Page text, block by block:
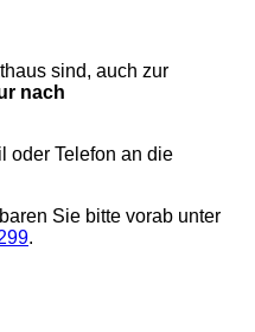
sind, auch zur
nach
oder Telefon an die
Sie bitte vorab unter
.